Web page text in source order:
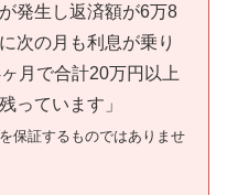
発生し返済額が6万8
次の月も利息が乗り
月で合計20万円以上
っています」
保証するものではありませ